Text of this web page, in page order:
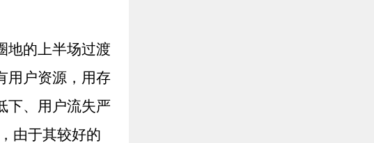
地的上半场过渡
用户资源，用存
下、用户流失严
由于其较好的